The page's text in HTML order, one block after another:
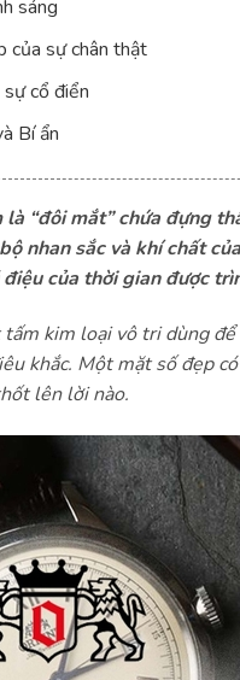
sáng
của sự chân thật
cổ điển
Bí ẩn
“đôi mắt” chứa đựng
nhan sắc và khí chất
của thời gian được
kim loại vô tri dùng
khắc. Một mặt số đẹp
lên lời nào.